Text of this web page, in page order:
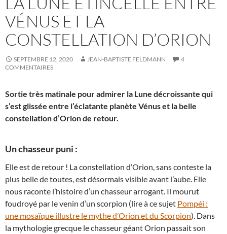
VÉNUS ET LA
CONSTELLATION D’ORION
SEPTEMBRE 12, 2020 JEAN-BAPTISTE FELDMANN
4
COMMENTAIRES
Sortie très matinale pour admirer la Lune décroissante qui
s’est glissée entre l’éclatante planète Vénus et la belle
constellation d’Orion de retour.
Un chasseur puni :
Elle est de retour ! La constellation d’Orion, sans conteste la
plus belle de toutes, est désormais visible avant l’aube. Elle
nous raconte l’histoire d’un chasseur arrogant. Il mourut
foudroyé par le venin d’un scorpion (lire à ce sujet Pompéi :
une mosaïque illustre le mythe d’Orion et du Scorpion). Dans
la mythologie grecque le chasseur géant Orion passait son